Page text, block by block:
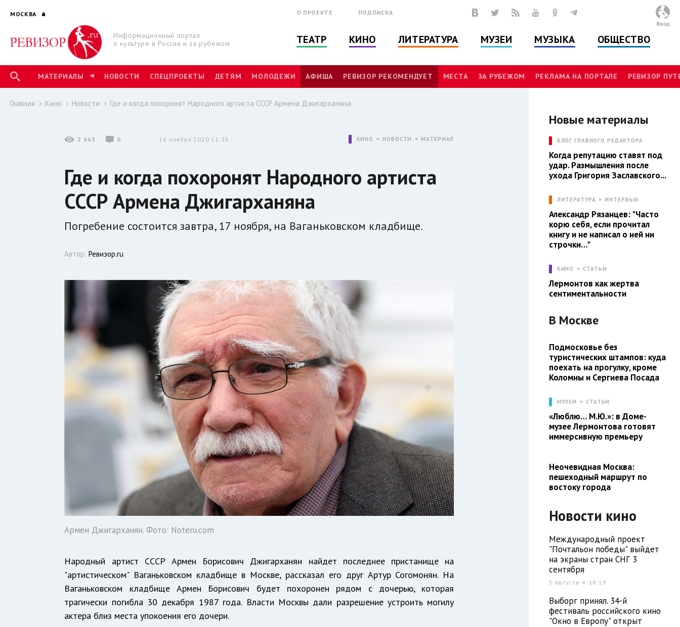
МОСКВА
Информационный портал
о культуре в России и за рубежом
О ПРОЕКТЕ ПОДПИСКА
ТЕАТР КИНО ЛИТЕРАТУРА МУЗЕИ МУЗЫКА ОБЩЕСТВО
Вход
МАТЕРИАЛЫ НОВОСТИ СПЕЦПРОЕКТЫ ДЕТЯМ МОЛОДЕЖИ АФИША РЕВИЗОР РЕКОМЕНДУЕТ МЕСТА ЗА РУБЕЖОМ РЕКЛАМА НА ПОРТАЛЕ РЕВИЗОР
Главная Кино Новости Где и когда похоронят Народного артиста СССР Армена Джигарханяна
2 663 0 16 ноября 2020 11:35 КИНО НОВОСТИ МАТЕРИАЛ
Где и когда похоронят Народного артиста
СССР Армена Джигарханяна
Погребение состоится завтра, 17 ноября, на Ваганьковском кладбище.
Автор:Ревизор.ru
Армен Джигарханян. Фото: Noteru.com
Народный артист СССР Армен Борисович Джигарханян найдет последнее пристанище на
"артистическом" Ваганьковском кладбище в Москве, рассказал его друг Артур Согомонян. На
Ваганьковском кладбище Армен Борисович будет похоронен рядом с дочерью, которая
трагически погибла 30 декабря 1987 года. Власти Москвы дали разрешение устроить могилу
актера близ места упокоения его дочери.
Новые материалы
БЛОГ ГЛАВНОГО РЕДАКТОРА
Когда репутацию ставят под
удар. Размышления после
ухода Григория Заславского...
ЛИТЕРАТУРА ИНТЕРВЬЮ
Александр Рязанцев: "Часто
корю себя, если прочитал
книгу и не написал о ней ни
строчки…"
КИНО СТАТЬИ
Лермонтов как жертва
сентиментальности
В Москве
Подмосковье без
туристических штампов: куда
поехать на прогулку, кроме
Коломны и Сергиева Посада
МУЗЕИ СТАТЬИ
«Люблю… М.Ю.»: в Доме-
музее Лермонтова готовят
иммерсивную премьеру
Неочевидная Москва:
пешеходный маршрут по
востоку города
Новости кино
Международный проект
"Почтальон победы" выйдет
на экраны стран СНГ 3
сентября
5 августа 18:19
Выборг принял. 34-й
фестиваль российского кино
"Окно в Европу" открыт